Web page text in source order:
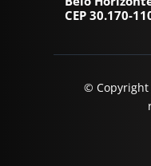
CEP 30.170-
© Copyright